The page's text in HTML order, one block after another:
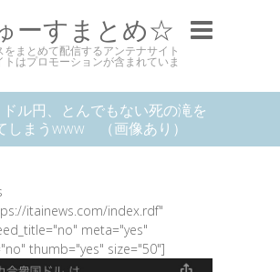
ーすまとめ☆
をまとめて配信するアンテナサイト
トはプロモーションが含まれていま
ドル円、とんでもない死の滝を
しまうwww （画像あり）
itainews.com/index.rdf"
meta="yes"
thumb="yes" size="50"]